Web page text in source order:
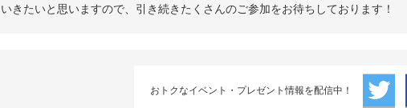
いきたいと思いますので、引き続きたくさんのご参加をお待ちしております！
おトクなイベント・プレゼント情報を配信中！